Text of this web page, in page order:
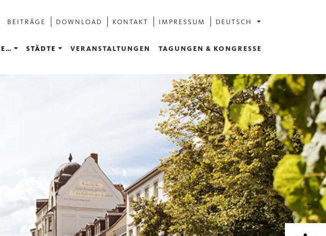
BEITRÄGE DOWNLOAD KONTAKT IMPRESSUM DEUTSCH
STÄDTE VERANSTALTUNGEN TAGUNGEN & KONGRESSE